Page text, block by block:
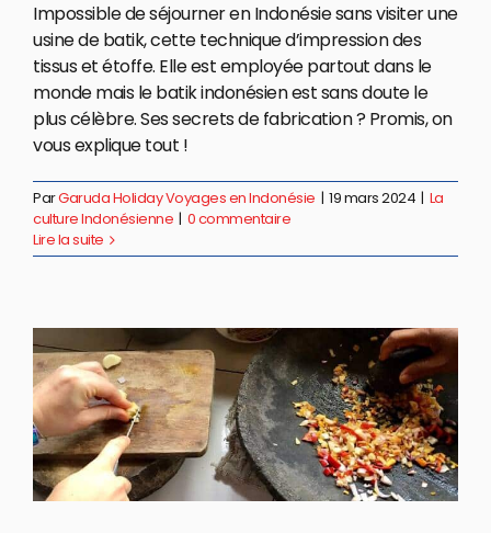
Impossible de séjourner en Indonésie sans visiter une
usine de batik, cette technique d’impression des
tissus et étoffe. Elle est employée partout dans le
monde mais le batik indonésien est sans doute le
plus célèbre. Ses secrets de fabrication ? Promis, on
vous explique tout !
ParGaruda Holiday Voyages en Indonésie | 19 mars 2024 | La
culture Indonésienne | 0 commentaire
Lire la suite